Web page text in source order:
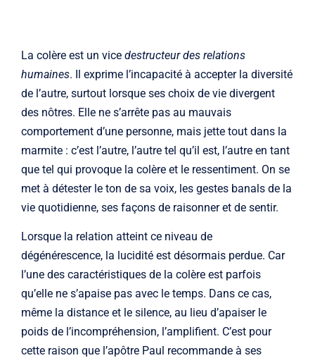
La colère est un vice destructeur des relations
humaines. Il exprime l’incapacité à accepter la diversité
de l’autre, surtout lorsque ses choix de vie divergent
des nôtres. Elle ne s’arrête pas au mauvais
comportement d’une personne, mais jette tout dans la
marmite : c’est l’autre, l’autre tel qu’il est, l’autre en tant
que tel qui provoque la colère et le ressentiment. On se
met à détester le ton de sa voix, les gestes banals de la
vie quotidienne, ses façons de raisonner et de sentir.
Lorsque la relation atteint ce niveau de
dégénérescence, la lucidité est désormais perdue. Car
l’une des caractéristiques de la colère est parfois
qu’elle ne s’apaise pas avec le temps. Dans ce cas,
même la distance et le silence, au lieu d’apaiser le
poids de l’incompréhension, l’amplifient. C’est pour
cette raison que l’apôtre Paul recommande à ses